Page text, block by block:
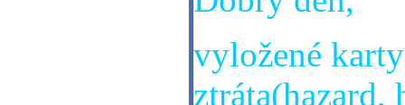
vyložené
ztráta(hazard,